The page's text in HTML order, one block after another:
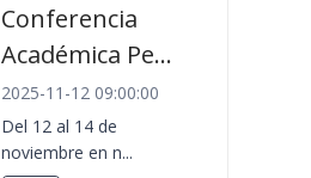
Conferencia
Académica Pe...
2025-11-12 09:00:00
Del 12 al 14 de
noviembre en n...